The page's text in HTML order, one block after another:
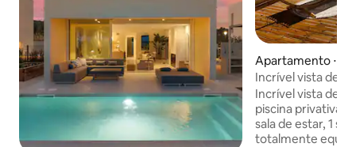
Apartamento ⋅
Incrível vista de
privada aquecida
Incrível vista de
piscina privativa
sala de estar, 1
totalmente